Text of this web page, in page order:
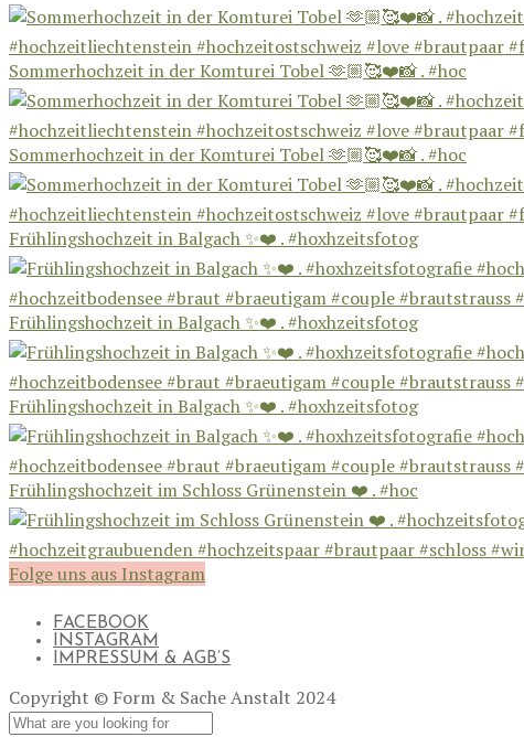
Sommerhochzeit in der Komturei Tobel 🫶🏼🥰❤️📸 . #hoc
Sommerhochzeit in der Komturei Tobel 🫶🏼🥰❤️📸 . #hoc
Frühlingshochzeit in Balgach ✨❤️ . #hoxhzeitsfotog
Frühlingshochzeit in Balgach ✨❤️ . #hoxhzeitsfotog
Frühlingshochzeit in Balgach ✨❤️ . #hoxhzeitsfotog
Frühlingshochzeit im Schloss Grünenstein ❤️ . #hoc
Folge uns aus Instagram
FACEBOOK
INSTAGRAM
IMPRESSUM & AGB’S
Copyright © Form & Sache Anstalt 2024